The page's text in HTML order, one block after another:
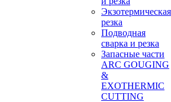
Экзотермическая
резка
Подводная
сварка и резка
Запасные части
ARC GOUGING
&
EXOTHERMIC
CUTTING